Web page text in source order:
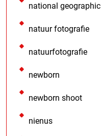
national geographic
natuur fotografie
natuurfotografie
newborn
newborn shoot
nienus